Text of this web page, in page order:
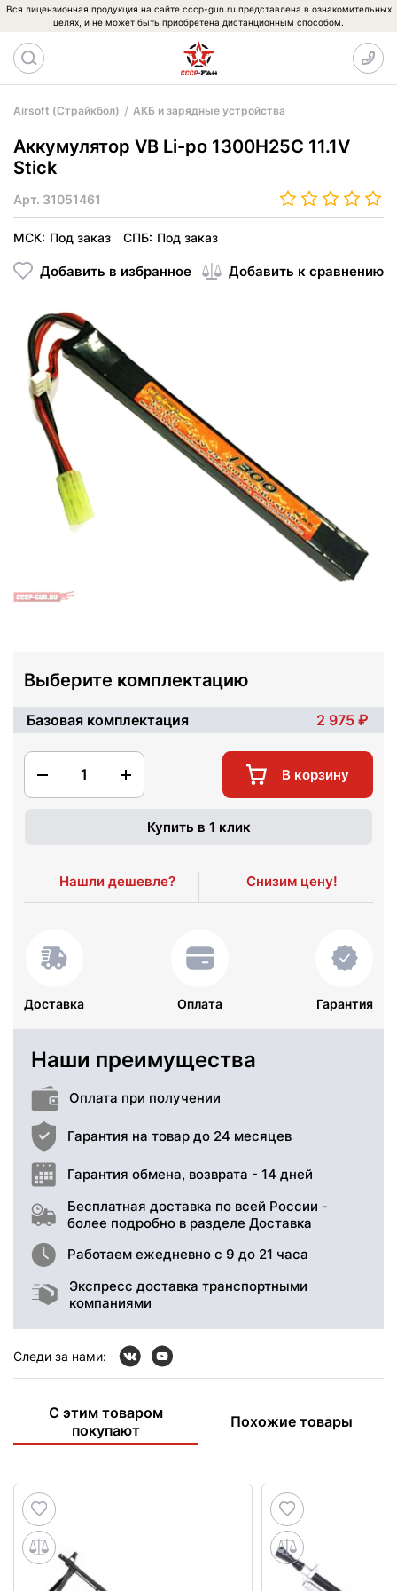
Вся лицензионная продукция на сайте cccp-gun.ru представлена в ознакомительных
целях, и не может быть приобретена дистанционным способом.
Airsoft (Страйкбол) АКБ и зарядные устройства
Аккумулятор VB Li-po 1300H25C 11.1V
Stick
Арт. 31051461
МСК: Под заказ СПБ: Под заказ
Добавить в избранное Добавить к сравнению
Выберите комплектацию
Базовая комплектация 2 975
1 В корзину
Купить в 1 клик
Нашли дешевле? Снизим цену!
Доставка Оплата Гарантия
Наши преимущества
Оплата при получении
Гарантия на товар до 24 месяцев
Гарантия обмена, возврата - 14 дней
Бесплатная доставка по всей России -
более подробно в разделе Доставка
Работаем ежедневно с 9 до 21 часа
Экспресс доставка транспортными
компаниями
Следи за нами:
С этим товаром
покупают
Похожие товары